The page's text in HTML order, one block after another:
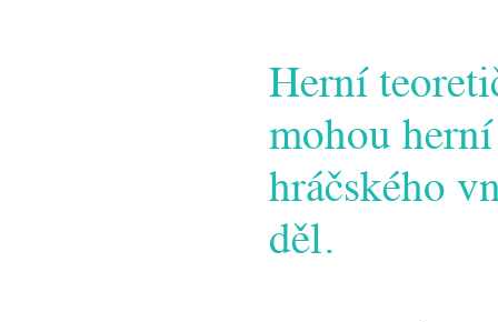
Herní
mohou
hráčského
děl.